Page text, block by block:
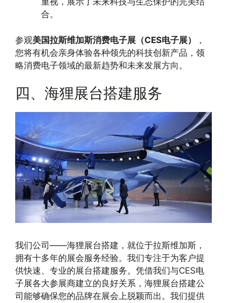
合。
参观美国拉斯维加斯消费电子展（CES电子展）
，
您将有机会亲身体验各种领先的科技创新产品，领
略消费电子领域的最新趋势和未来发展方向。
四、海狸展台搭建服务
我们公司——海狸展台搭建，就位于拉斯维加斯，
拥有十多年的展会服务经验。我们专注于为客户提
供快速、专业的展台搭建服务。凭借我们与CES电
子展各大参展商建立的良好关系，海狸展台搭建公
司能够确保您的品牌在展会上脱颖而出。我们提供